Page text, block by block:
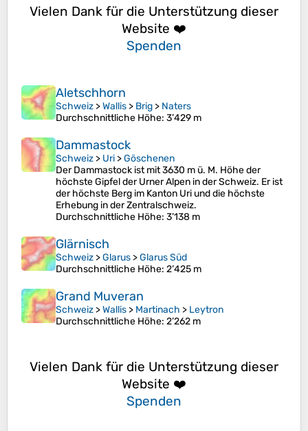
Vielen Dank für die Unterstützung dieser
Website ❤️
Spenden
Aletschhorn
Schweiz >Wallis > Brig > Naters
Durchschnittliche Höhe: 3’429 m
Dammastock
Schweiz > Uri >Göschenen
Der Dammastock ist mit 3630 m ü. M. Höhe der
höchste Gipfel der Urner Alpen in der Schweiz. Er ist
der höchste Berg im Kanton Uri und die höchste
Erhebung in der Zentralschweiz.
Durchschnittliche Höhe: 3’138 m
Glärnisch
Schweiz >Glarus >Glarus Süd
Durchschnittliche Höhe: 2’425 m
Grand Muveran
Schweiz >Wallis > Martinach > Leytron
Durchschnittliche Höhe: 2’262 m
Vielen Dank für die Unterstützung dieser
Website ❤️
Spenden